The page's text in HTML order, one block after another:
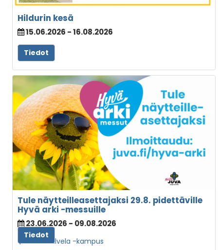
Hildurin kesä
15.06.2026 - 16.08.2026
Hilduri
Tiedot
Tule näytteilleasettajaksi 29.8. pidettäville
Hyvä arki -messuille
23.06.2026 - 09.08.2026
Martti Talvela -kampus
Tiedot